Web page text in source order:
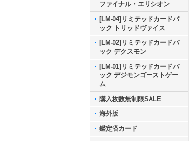
ファイナル・エリシオン
[LM-04]リミテッドカードパ
ック トリッドヴァイス
[LM-02]リミテッドカードパ
ック デクスモン
[LM-01]リミテッドカードパ
ック デジモンゴーストゲー
ム
購入枚数無制限SALE
海外版
鑑定済カード